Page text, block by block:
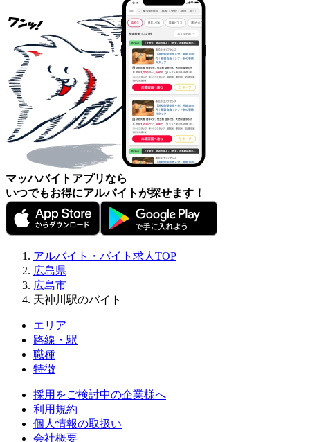
マッハバイトアプリなら
いつでもお得にアルバイトが探せます！
アルバイト・バイト求人TOP
広島県
広島市
天神川駅のバイト
エリア
路線・駅
職種
特徴
採用をご検討中の企業様へ
利用規約
個人情報の取扱い
会社概要